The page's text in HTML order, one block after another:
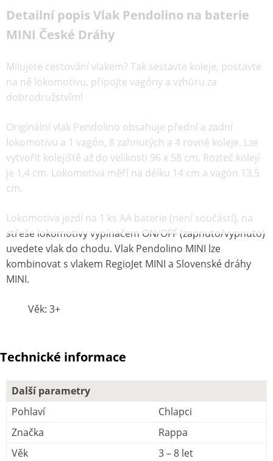
Detailní popis Vlak Pendolino na baterie
MINI České Dráhy
Milujete cestování vlakem? Tak sestavte koleje, postavte
na ně lokomotivu, připojte vagóny a vzhůru za
dobrodružstvím!
Originální vlak Pendolino obsahuje přední a zadní
lokomotivu a 1 vagón, 8 zahnutých a 4 rovné koleje. Lze
vytvořit kolejiště až do velikosti 96 x 58 cm. Rozteč kolejí
je 1,4 cm. Lokomotiva měří na délku 14 cm a vagón 13,5
cm.
Lokomotiva jezdí na 1 ks AA baterie (není součástí), na
střeše lokomotivy vypínačem ON/OFF (zapnuto/vypnuto)
uvedete vlak do chodu. Vlak Pendolino MINI lze
kombinovat s vlakem RegioJet MINI a Slovenské dráhy
MINI.
Věk: 3+
Technické informace
Další parametry
Pohlaví
Chlapci
Značka
Rappa
Věk
3 – 8 let